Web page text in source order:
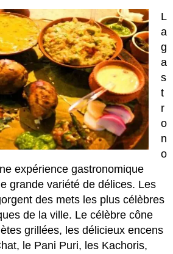
L
a
g
a
s
t
r
o
n
o
expérience gastronomique
grande variété de délices. Les
des mets les plus célèbres
de la ville. Le célèbre cône
grillées, les délicieux encens
le Pani Puri, les Kachoris,